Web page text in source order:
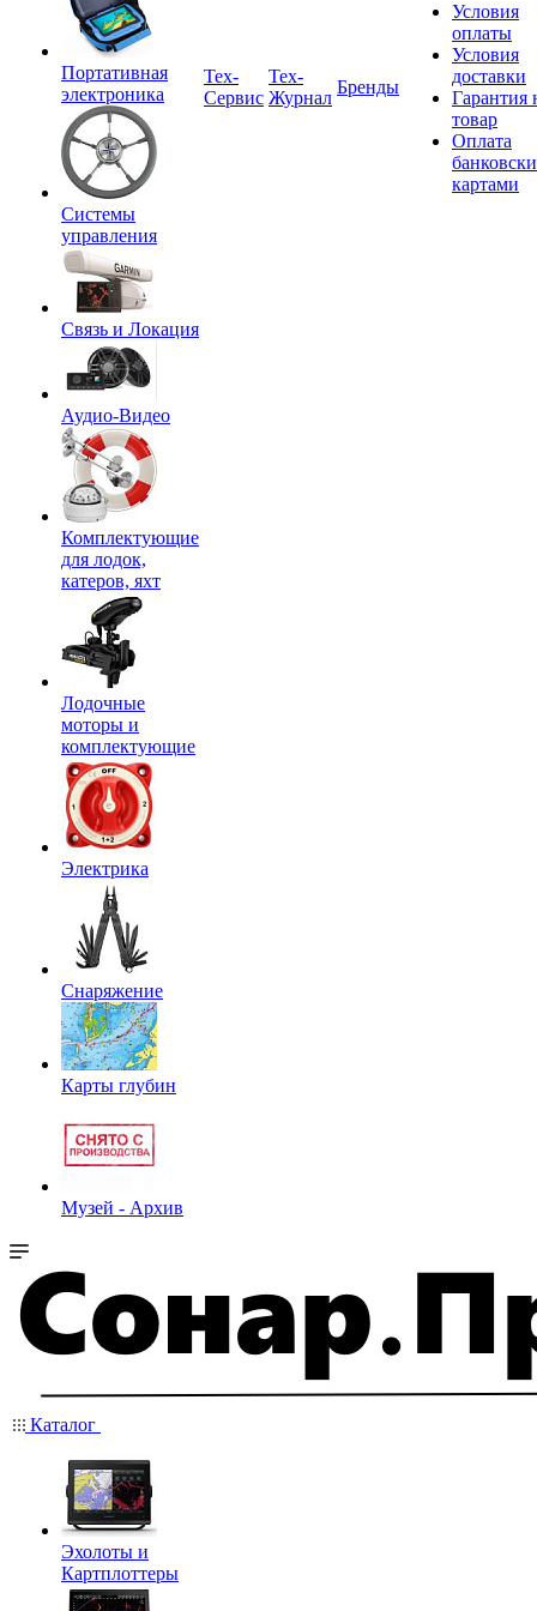
Портативная
электроника
Системы
управления
Связь и Локация
Аудио-Видео
Комплектующие
для лодок,
катеров, яхт
Лодочные
моторы и
комплектующие
Электрика
Снаряжение
Карты глубин
Музей - Архив
Tex-
Сервис
Тех-
Журнал
Бренды
Условия
оплаты
Условия
доставки
Гарантия
товар
Оплата
картами
Каталог
Эхолоты и
Картплоттеры